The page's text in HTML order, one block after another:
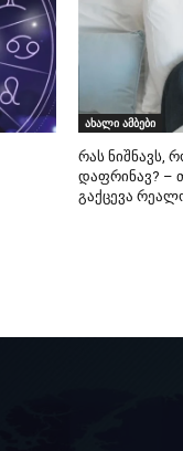
ახალი ამბები
რას ნიშნავს,
დაფრინავ? –
გაქცევა